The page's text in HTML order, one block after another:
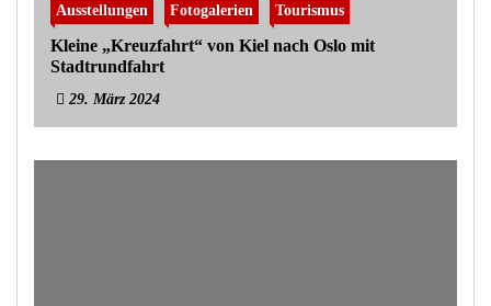
Ausstellungen Fotogalerien Tourismus
Kleine „Kreuzfahrt“ von Kiel nach Oslo mit
Stadtrundfahrt
29. März 2024